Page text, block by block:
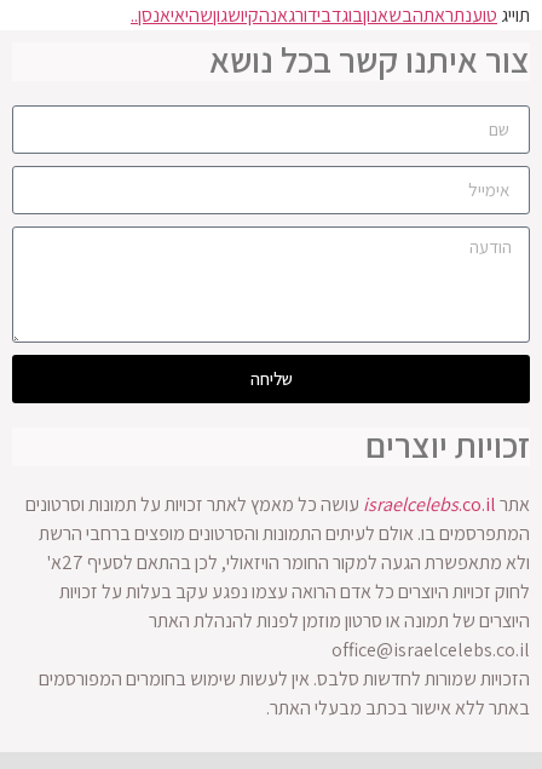
תוייג טוענתראתהבשאנוןבוגדבידורגאנהקיושגוןשהיאיאנסן..
צור איתנו קשר בכל נושא
שליחה
זכויות יוצרים
אתר israelcelebs.co.il
עושה כל מאמץ לאתר זכויות על תמונות וסרטונים
המתפרסמים בו. אולם לעיתים התמונות והסרטונים מופצים ברחבי הרשת
ולא מתאפשרת הגעה למקור החומר הויזאולי, לכן בהתאם לסעיף 27א'
לחוק זכויות היוצרים כל אדם הרואה עצמו נפגע עקב בעלות על זכויות
היוצרים של תמונה או סרטון מוזמן לפנות להנהלת האתר
office@israelcelebs.co.il
הזכויות שמורות לחדשות סלבס. אין לעשות שימוש בחומרים המפורסמים
באתר ללא אישור בכתב מבעלי האתר.